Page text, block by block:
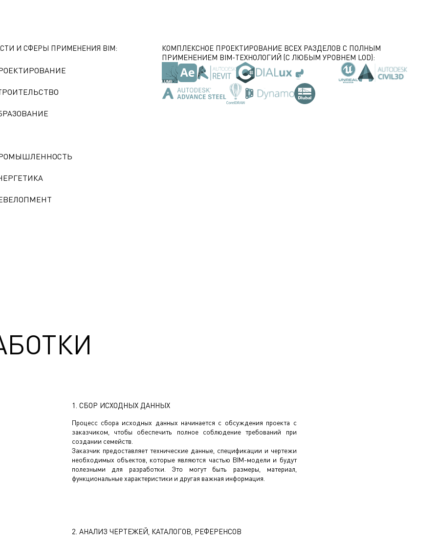
И СФЕРЫ ПРИМЕНЕНИЯ BIM:
КОМПЛЕКСНОЕ ПРОЕКТИРОВАНИЕ ВСЕХ РАЗДЕЛОВ С ПОЛНЫМ
ПРИМЕНЕНИЕМ BIM-ТЕХНОЛОГИЙ (С ЛЮБЫМ УРОВНЕМ LOD):
1. СБОР ИСХОДНЫХ ДАННЫХ
Процесс сбора исходных данных начинается с обсуждения проекта с
заказчиком, чтобы обеспечить полное соблюдение требований при
создании семейств.
Заказчик предоставляет технические данные, спецификации и чертежи
необходимых объектов, которые являются частью BIM-модели и будут
полезными для разработки. Это могут быть размеры, материал,
функциональные характеристики и другая важная информация.
2. АНАЛИЗ ЧЕРТЕЖЕЙ, КАТАЛОГОВ, РЕФЕРЕНСОВ